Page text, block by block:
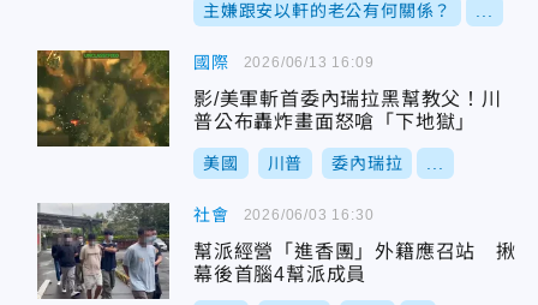
主嫌跟安以軒的老公有何關係？
國際
影/美軍斬首委內瑞拉黑幫教父！川
普公布轟炸畫面怒嗆「下地獄」
美國 川普 委內瑞拉
2026/06/13 16:09
社會
幫派經營「進香團」外籍應召站 揪
幕後首腦4幫派成員
2026/06/03 16:30